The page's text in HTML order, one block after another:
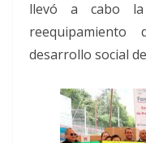
llevó a cabo
desarrollo social